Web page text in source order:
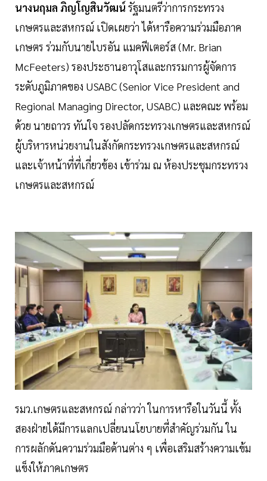
นางนฤมล ภิญโญสินวัฒน์ รัฐมนตรีว่าการกระทรวง
เกษตรและสหกรณ์ เปิดเผยว่า ได้หารือความร่วมมือภาค
เกษตร ร่วมกับนายไบรอัน แมคฟีเตอร์ส (Mr. Brian
McFeeters) รองประธานอาวุโสและกรรมการผู้จัดการ
ระดับภูมิภาคของ USABC (Senior Vice President and
Regional Managing Director, USABC) และคณะ พร้อม
ด้วย นายถาวร ทันใจ รองปลัดกระทรวงเกษตรและสหกรณ์
ผู้บริหารหน่วยงานในสังกัดกระทรวงเกษตรและสหกรณ์
และเจ้าหน้าที่ที่เกี่ยวข้อง เข้าร่วม ณ ห้องประชุมกระทรวง
เกษตรและสหกรณ์
รมว.เกษตรและสหกรณ์ กล่าวว่า ในการหารือในวันนี้ ทั้ง
สองฝ่ายได้มีการแลกเปลี่ยนนโยบายที่สำคัญร่วมกัน ใน
การผลักดันความร่วมมือด้านต่าง ๆ เพื่อเสริมสร้างความเข้ม
แข็งให้ภาคเกษตร